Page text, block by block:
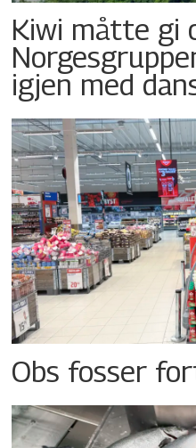
Kiwi måtte gi
igjen med
Obs fosser